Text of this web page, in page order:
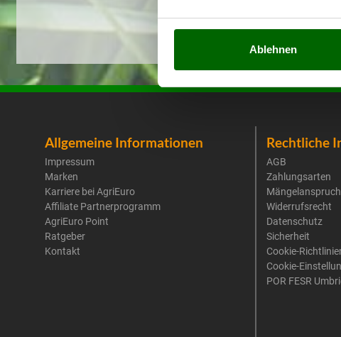
Ablehnen
Allgemeine Informationen
Impressum
Marken
Karriere bei AgriEuro
Affiliate Partnerprogramm
AgriEuro Point
Ratgeber
Kontakt
Rechtliche
AGB
Zahlungsarten
Mängelanspruch
Widerrufsrecht
Datenschutz
Sicherheit
Cookie-
Cookie-
POR FESR